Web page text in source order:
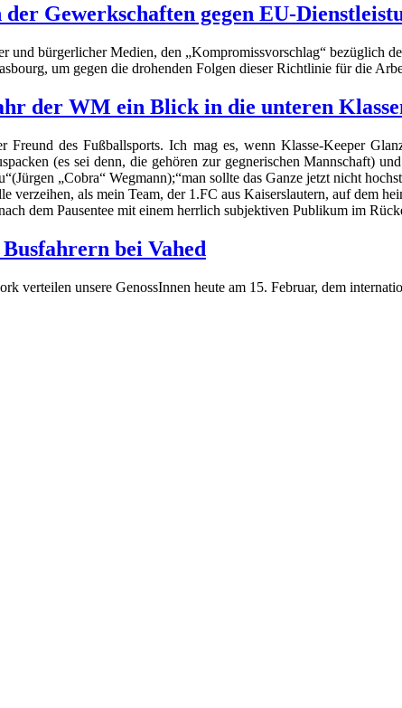
Gewerkschaften gegen EU-
und bürgerlicher Medien, den „Kompromissvorschlag“ bezüglich
um gegen die drohenden Folgen dieser Richtlinie für die
der WM ein Blick in die unteren
des Fußballsports. Ich mag es, wenn Klasse-Keeper
(es sei denn, die gehören zur gegnerischen Mannschaft)
„Cobra“ Wegmann);“man sollte das Ganze jetzt nicht
verzeihen, als mein Team, der 1.FC aus Kaiserslautern, auf dem
dem Pausentee mit einem herrlich subjektiven Publikum im
bei Vahed
verteilen unsere GenossInnen heute am 15. Februar, dem